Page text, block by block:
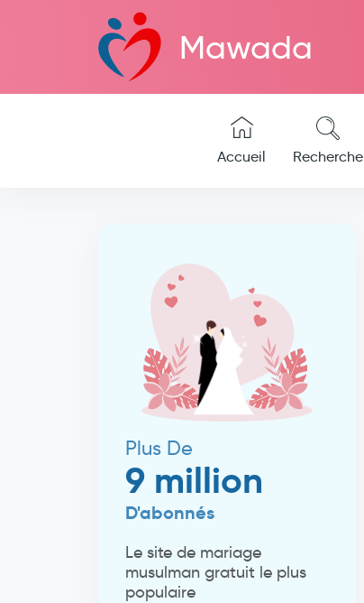
Mawada
Accueil Recherche
Plus De
9 million
D'abonnés
Le site de mariage
musulman gratuit le plus
populaire